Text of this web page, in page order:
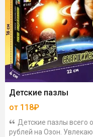
Детские пазлы
от 118₽
Детские пазлы всего
рублей на Озон.